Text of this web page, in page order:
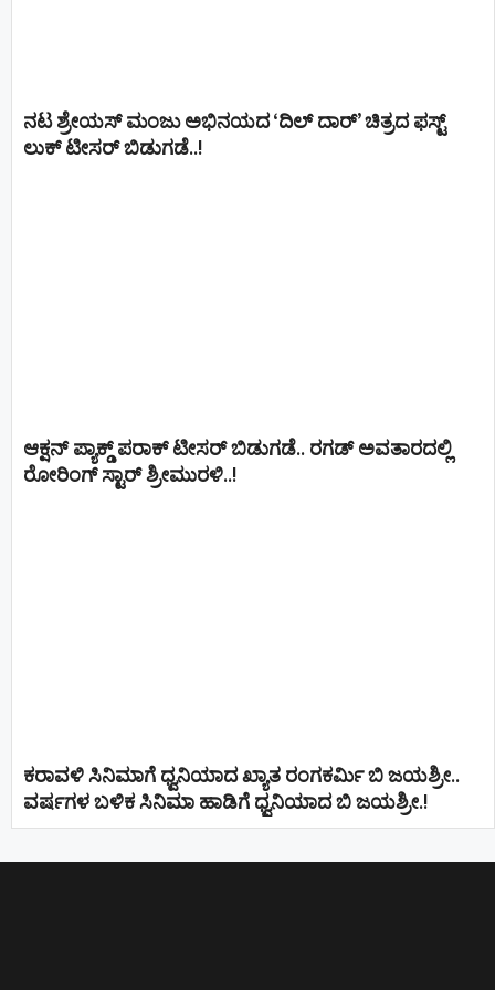
ನಟ ಶ್ರೇಯಸ್ ಮಂಜು ಅಭಿನಯದ ‘ದಿಲ್ ದಾರ್’ ಚಿತ್ರದ ಫಸ್ಟ್
ಲುಕ್ ಟೀಸರ್ ಬಿಡುಗಡೆ..!
ಆಕ್ಷನ್ ಪ್ಯಾಕ್ಡ್ ಪರಾಕ್ ಟೀಸರ್ ಬಿಡುಗಡೆ.. ರಗಡ್ ಅವತಾರದಲ್ಲಿ
ರೋರಿಂಗ್ ಸ್ಟಾರ್ ಶ್ರೀಮುರಳಿ..!
ಕರಾವಳಿ ಸಿನಿಮಾಗೆ ಧ್ವನಿಯಾದ ಖ್ಯಾತ ರಂಗಕರ್ಮಿ ಬಿ ಜಯಶ್ರೀ..
ವರ್ಷಗಳ ಬಳಿಕ ಸಿನಿಮಾ ಹಾಡಿಗೆ ಧ್ವನಿಯಾದ ಬಿ ಜಯಶ್ರೀ.!